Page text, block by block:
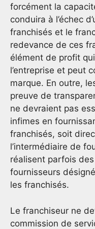
forcément la
conduira à l’échec
franchisés et le
redevance de ces
élément de profit
l’entreprise et peut
marque. En outre,
preuve de
ne devraient pas
infimes en
franchisés, soit
l’intermédiaire de
réalisent parfois
fournisseurs
les franchisés.
Le franchiseur ne
commission de